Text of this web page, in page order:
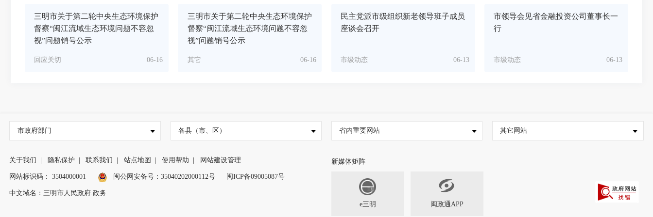
三明市关于第二轮中央生态环境保护
督察“闽江流域生态环境问题不容忽
视”问题销号公示
06-16
回应关切
三明市关于第二轮中央生态环境保护
督察“闽江流域生态环境问题不容忽
视”问题销号公示
06-16
其它
民主党派市级组织新老领导班子成员
座谈会召开
06-13
市级动态
市领导会见省金融投资公司董事长一
行
06-13
市级动态
市政府部门 各县（市、区） 省内重要网站 其它网站
关于我们 隐私保护 联系我们 站点地图 使用帮助 网站建设管理
网站标识码： 3504000001 闽公网安备号： 35040202000112号 闽ICP备09005087号
中文域名：三明市人民政府.政务
新媒体矩阵
e三明 闽政通APP